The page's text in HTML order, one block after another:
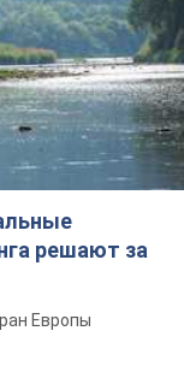
решают за
Европы